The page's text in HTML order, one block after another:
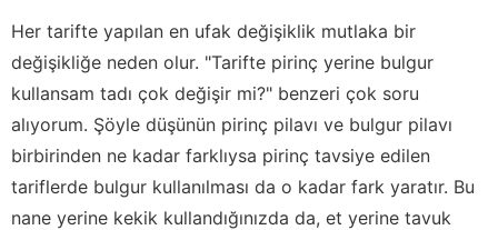
Her tarifte yapılan en ufak değişiklik mutlaka bir
değişikliğe neden olur. "Tarifte pirinç yerine bulgur
kullansam tadı çok değişir mi?" benzeri çok soru
alıyorum. Şöyle düşünün pirinç pilavı ve bulgur pilavı
birbirinden ne kadar farklıysa pirinç tavsiye edilen
tariflerde bulgur kullanılması da o kadar fark yaratır. Bu
nane yerine kekik kullandığınızda da, et yerine tavuk